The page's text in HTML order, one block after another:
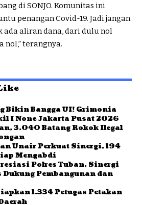
di SONJO. Komunitas ini
penangan Covid-19. Jadi jangan
ada aliran dana, dari dulu nol
nol,” terangnya.
Bikin Bangga UI! Grimonia
I None Jakarta Pusat 2026
3.040 Batang Rokok Ilegal
Unair Perkuat Sinergi, 194
Mengabdi
Polres Tuban, Sinergi
Pembangunan dan
1.334 Petugas Petakan